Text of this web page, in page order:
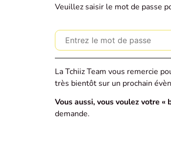
Veuillez saisir le mot de passe
La Tchiiz Team vous remercie
très bientôt sur un prochain
Vous aussi, vous voulez votre «
demande.